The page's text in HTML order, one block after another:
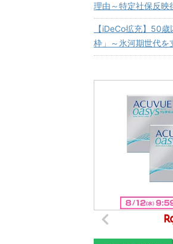
理由～特定社保反映
【iDeCo拡充】50
枠」～氷河期世代を